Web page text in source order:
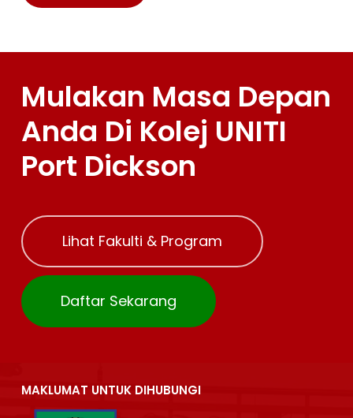
Mulakan Masa Depan
Anda Di Kolej UNITI
Port Dickson
Lihat Fakulti & Program
Daftar Sekarang
MAKLUMAT UNTUK DIHUBUNGI